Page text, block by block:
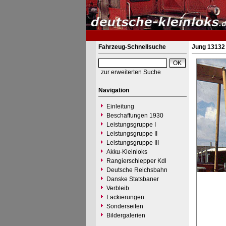
Fahrzeug-Schnellsuche
zur erweiterten Suche
Navigation
Einleitung
Beschaffungen 1930
Leistungsgruppe I
Leistungsgruppe II
Leistungsgruppe III
Akku-Kleinloks
Rangierschlepper Kdl
Deutsche Reichsbahn
Danske Statsbaner
Verbleib
Lackierungen
Sonderseiten
Bildergalerien
Jung